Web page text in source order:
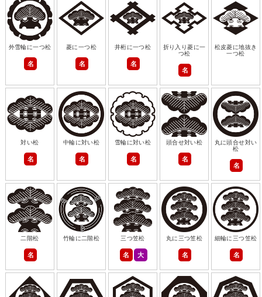
外雪輪に一つ松
名
菱に一つ松
名
井桁に一つ松
名
折り入り菱に一
つ松
名
松皮菱に地抜き
一つ松
対い松
名
中輪に対い松
名
雪輪に対い松
名
頭合せ対い松
名
丸に頭合せ対い
松
名
二階松
名
竹輪に二階松 三つ笠松
名 大
丸に三つ笠松
名
細輪に三つ笠松
名